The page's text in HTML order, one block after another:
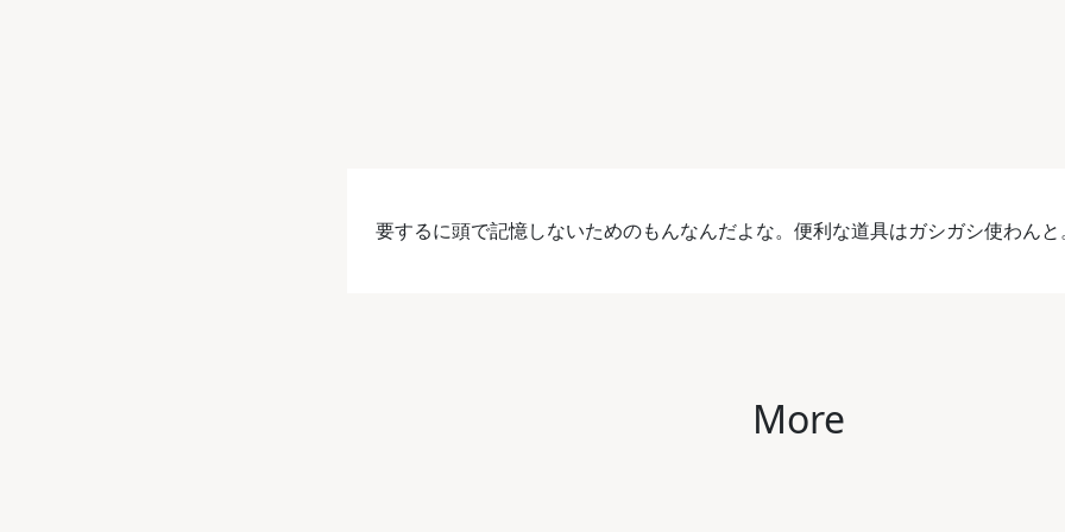
要するに頭で記憶しないためのもんなんだよな。便利な道具はガシガシ使わんと
More